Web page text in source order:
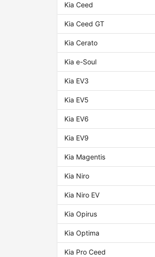
Kia Ceed
Kia Ceed GT
Kia Cerato
Kia e-Soul
Kia EV3
Kia EV5
Kia EV6
Kia EV9
Kia Magentis
Kia Niro
Kia Niro EV
Kia Opirus
Kia Optima
Kia Pro Ceed